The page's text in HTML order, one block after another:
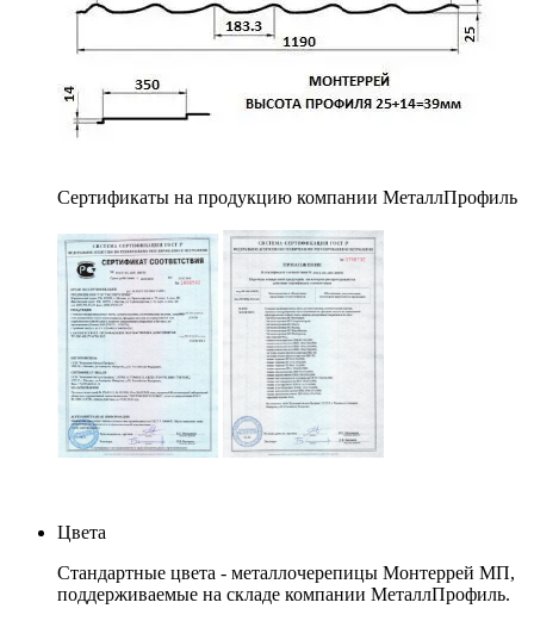
Сертификаты на продукцию компании МеталлПрофиль
Цвета
Стандартные цвета - металлочерепицы Монтеррей МП,
поддерживаемые на складе компании МеталлПрофиль.